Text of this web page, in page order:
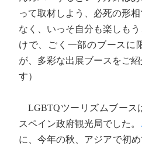
って取材しよう、必死の形
なく、いっそ自分も楽しも
けで、ごく一部のブースに
が、多彩な出展ブースをご
す）
LGBTQツーリズムブース
スペイン政府観光局でした。
に、今年の秋、アジアで初